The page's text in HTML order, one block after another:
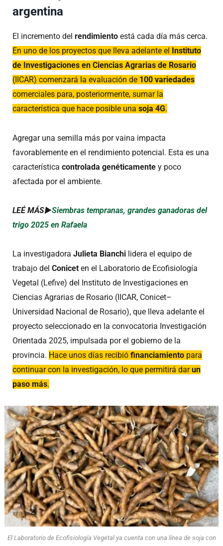
argentina
El incremento del rendimiento está cada día más cerca.
En uno de los proyectos que lleva adelante el
Instituto
de Investigaciones en Ciencias Agrarias de Rosario
(IICAR) comenzará la evaluación de 100 variedades
comerciales para, posteriormente, sumar la
característica que hace posible una soja 4G.
Agregar una semilla más por vaina impacta
favorablemente en el rendimiento potencial. Esta es una
característica controlada genéticamente y poco
afectada por el ambiente.
LEÉ MÁS►Siembras tempranas, grandes ganadoras del
trigo 2025 en Rafaela
La investigadora Julieta Bianchi lidera el equipo de
trabajo del Conicet en el Laboratorio de Ecofisiología
Vegetal (Lefive) del Instituto de Investigaciones en
Ciencias Agrarias de Rosario (IICAR, Conicet–
Universidad Nacional de Rosario), que lleva adelante el
proyecto seleccionado en la convocatoria Investigación
Orientada 2025, impulsada por el gobierno de la
provincia. Hace unos días recibió financiamiento para
continuar con la investigación, lo que permitirá darun
paso más.
El Laboratorio de Ecofisiología Vegetal ya cuenta con una línea de soja con